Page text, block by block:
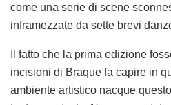
come una serie di scene
inframezzate da sette brevi
Il fatto che la prima edizione
incisioni di Braque fa capire in
ambiente artistico nacque